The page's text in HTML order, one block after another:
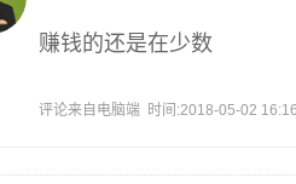
赚钱的还是在少数
评论来自电脑端 时间:2018-05-02